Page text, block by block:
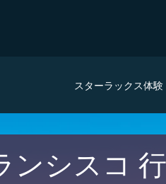
スターラックス体験
ンシスコ